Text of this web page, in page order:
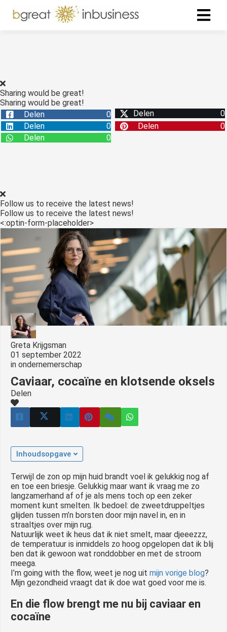
Sharing would be great!
Sharing would be great!
Delen
0 Delen
0
Delen
0 Delen
0
Delen
0
Follow us to receive the latest news!
Follow us to receive the latest news!
<:optin-form-placeholder>
Greta Krijgsman
01 september 2022
in ondernemerschap
Caviaar, cocaïne en klotsende oksels
Delen
Inhoudsopgave
Terwijl de zon op mijn huid brandt voel ik gelukkig nog af
en toe een briesje. Gelukkig maar want ik vraag me zo
langzamerhand af of je als mens toch op een zeker
moment kunt smelten. Ik bedoel: de zweetdruppeltjes
glijden tussen m’n borsten door mijn navel in, en in
straaltjes over mijn rug.
Natuurlijk weet ik heus dat ik niet smelt, maar djeeezzz,
de temperatuur is inmiddels zo hoog opgelopen dat ik blij
ben dat ik gewoon wat ronddobber en met de stroom
meega.
I’m going with the flow, weet je nog uit mijn vorige blog?
Mijn gezondheid vraagt dat ik doe wat goed voor me is.
En die flow brengt me nu bij caviaar en
cocaïne
gebruikt
deze
niet
worden
om
te
over
van
op
te
de
Hierdoor
website-
van